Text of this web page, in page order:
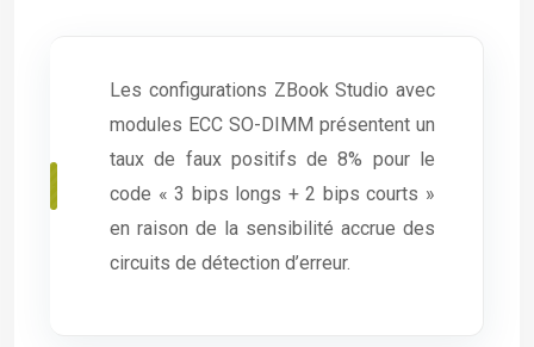
Les configurations ZBook Studio avec
modules ECC SO-DIMM présentent un
taux de faux positifs de 8% pour le
code « 3 bips longs + 2 bips courts »
en raison de la sensibilité accrue des
circuits de détection d’erreur.